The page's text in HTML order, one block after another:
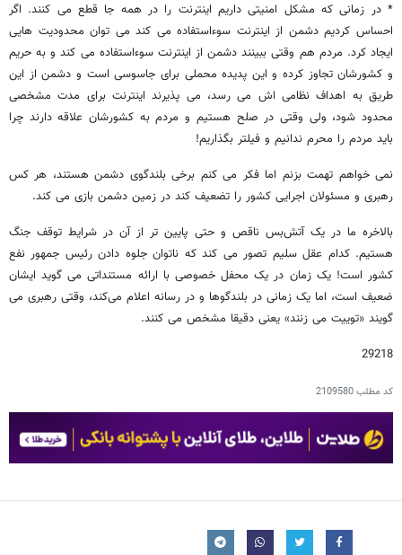
* در زمانی که مشکل امنیتی داریم اینترنت را در همه جا قطع می کنند. اگر
احساس کردیم دشمن از اینترنت سوءاستفاده می کند می توان محدودیت هایی
ایجاد کرد. مردم هم وقتی ببینند دشمن از اینترنت سوءاستفاده می کند و به حریم
و کشورشان تجاوز کرده و این پدیده محملی برای جاسوسی است و دشمن از این
طریق به اهداف نظامی اش می رسد، می پذیرند اینترنت برای مدت مشخصی
محدود شود، ولی وقتی در صلح هستیم و مردم به کشورشان علاقه دارند چرا
باید مردم را محرم ندانیم و فیلتر بگذاریم!
نمی خواهم تهمت بزنم اما فکر می کنم برخی بلندگوی دشمن هستند، هر کس
رهبری و مسئولان اجرایی کشور را تضعیف کند در زمین دشمن بازی می کند.
بالاخره ما در یک آتش‌بس ناقص و حتی پایین تر از آن در شرایط توقف جنگ
هستیم. کدام عقل سلیم تصور می کند که ناتوان جلوه دادن رئیس جمهور نفع
کشور است! یک زمان در یک محفل خصوصی با ارائه مستنداتی می گوید ایشان
ضعیف است، اما یک زمانی در بلندگوها و در رسانه اعلام می‌کند، وقتی رهبری می
گویند «توییت می زنند» یعنی دقیقا مشخص می کنند.
29218
کد مطلب2109580